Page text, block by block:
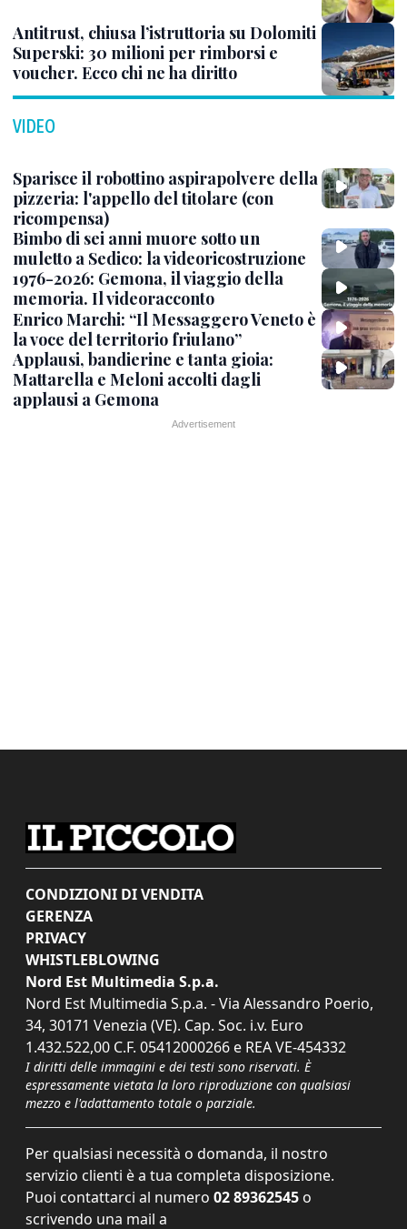
Antitrust, chiusa l’istruttoria su Dolomiti
Superski: 30 milioni per rimborsi e
voucher. Ecco chi ne ha diritto
VIDEO
Sparisce il robottino aspirapolvere della
pizzeria: l'appello del titolare (con
ricompensa)
Bimbo di sei anni muore sotto un
muletto a Sedico: la videoricostruzione
1976-2026: Gemona, il viaggio della
memoria. Il videoracconto
Enrico Marchi: “Il Messaggero Veneto è
la voce del territorio friulano”
Applausi, bandierine e tanta gioia:
Mattarella e Meloni accolti dagli
applausi a Gemona
CONDIZIONI DI VENDITA
GERENZA
PRIVACY
WHISTLEBLOWING
Nord Est Multimedia S.p.a.
Nord Est Multimedia S.p.a. - Via Alessandro Poerio,
34, 30171 Venezia (VE). Cap. Soc. i.v. Euro
1.432.522,00 C.F. 05412000266 e REA VE-454332
I diritti delle immagini e dei testi sono riservati. È
espressamente vietata la loro riproduzione con qualsiasi
mezzo e l'adattamento totale o parziale.
Per qualsiasi necessità o domanda, il nostro
servizio clienti è a tua completa disposizione.
Puoi contattarci al numero 02 89362545 o
scrivendo una mail a